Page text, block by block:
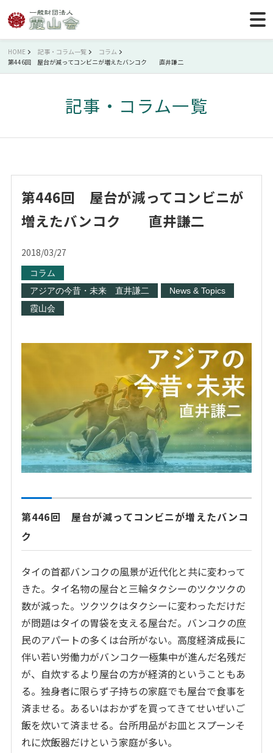
HOME 記事・コラム一覧
コラム
第446回 屋台が減ってコンビニが増えたバンコク 直井謙二
記事・コラム一覧
第446回 屋台が減ってコンビニが
増えたバンコク 直井謙二
2018/03/27
コラム
アジアの今昔・未来 直井謙二
News & Topics
霞山会
第446回 屋台が減ってコンビニが増えたバンコ
ク
タイの首都バンコクの風景が近代化と共に変わって
きた。タイ名物の屋台と三輪タクシーのツクツクの
数が減った。ツクツクはタクシーに変わっただけだ
が問題はタイの胃袋を支える屋台だ。バンコクの庶
民のアパートの多くは台所がない。高度経済成長に
伴い若い労働力がバンコク一極集中が進んだ名残だ
が、自炊するより屋台の方が経済的ということもあ
る。独身者に限らず子持ちの家庭でも屋台で食事を
済ませる。あるいはおかずを買ってきてせいぜいご
飯を炊いて済ませる。台所用品がお皿とスプーンそ
れに炊飯器だけという家庭が多い。